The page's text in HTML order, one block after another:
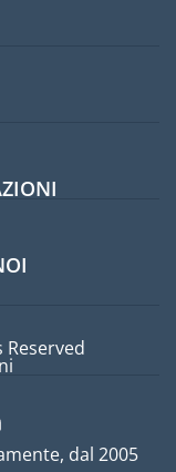
dal 2005